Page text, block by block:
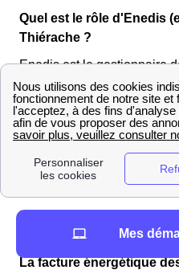
Quel est le rôle d'Enedis
Thiérache ?
Enedis est le gestionnaire
est responsable du
réseau n'est pas à la
contente de facturer
s'occupe de tout ce qui
raccordement au réseau,
de compteur, changement
Les Nouvionnais et leur
énergétiques
La facture énergétique
Mes